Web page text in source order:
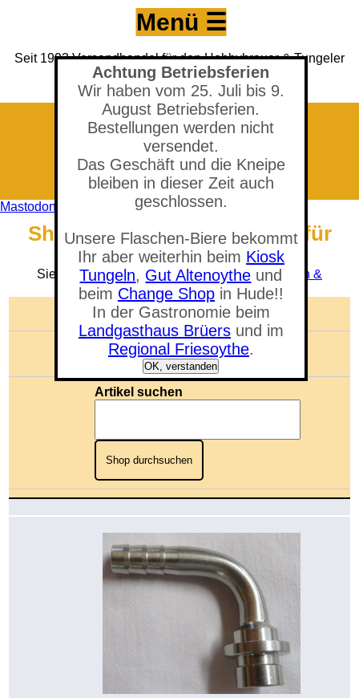
Achtung Betriebsferien
Wir haben vom 25. Juli bis 9.
August Betriebsferien.
Bestellungen werden nicht
versendet.
Das Geschäft und die Kneipe
bleiben in dieser Zeit auch
geschlossen.
Unsere Flaschen-Biere bekommt
Ihr aber weiterhin beim Kiosk
Tungeln, Gut Altenoythe und
beim Change Shopin Hude!!
In der Gastronomie beim
Landgasthaus Brüersund im
Regional Friesoythe.
OK, verstanden
Seit 1993 Versandhandel für den Hobbybrauer & Tungeler
Brauerei seit 2017
(Neuer) Tungeler Krug seit 1903
Menü ☰
Mastodon
Shop - Tülle 7mm gebogen, für
3/4'' und 5/8'' Muttern
Sie befinden sich in der Abteilung:Kegs, Lagern &
Ausschenken
🛒 Warenkorb anzeigen
Anzahl der Artikel: 0
Gesamtwert: 0,00 €
Artikel suchen
Shop durchsuchen